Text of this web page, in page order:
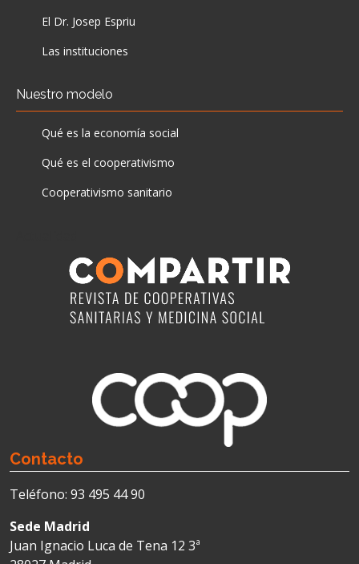
El Dr. Josep Espriu
Las instituciones
Nuestro modelo
Qué es la economía social
Qué es el cooperativismo
Cooperativismo sanitario
Contacto
Teléfono: 93 495 44 90
Sede Madrid
Juan Ignacio Luca de Tena 12 3ª